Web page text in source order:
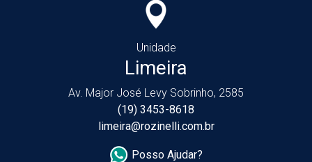
Unidade
Limeira
Av. Major José Levy Sobrinho, 2585
(19) 3453-8618
limeira@rozinelli.com.br
Posso Ajudar?